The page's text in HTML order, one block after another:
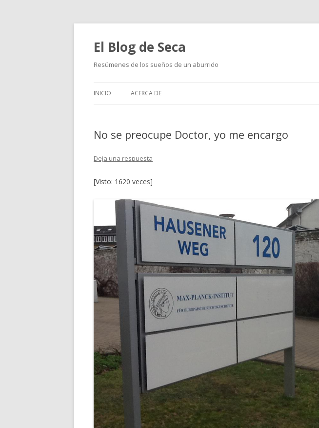
El Blog de Seca
Resúmenes de los sueños de un aburrido
INICIO ACERCA DE
No se preocupe Doctor, yo me encargo
Deja una respuesta
[Visto: 1620 veces]